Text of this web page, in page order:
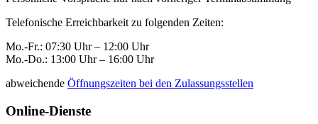
Telefonische Erreichbarkeit zu folgenden Zeiten:
Mo.-Fr.: 07:30 Uhr – 12:00 Uhr
Mo.-Do.: 13:00 Uhr – 16:00 Uhr
abweichende Öffnungszeiten bei den Zulassungsstellen
Online-Dienste